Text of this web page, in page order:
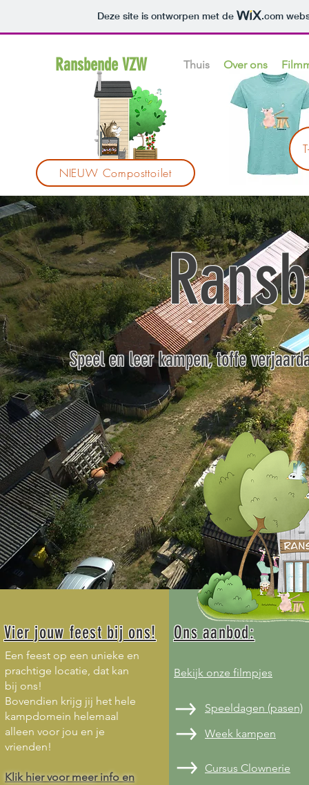
Deze site is ontworpen met de .com
Ransbende VZW Thuis Over ons
NIEUW Composttoilet
Speel en leer kampen, toffe
Vier jouw feest bij ons!
Een feest op een unieke en
prachtige locatie, dat kan
bij ons!
Bovendien krijg jij het hele
kampdomein helemaal
alleen voor jou en je
vrienden!
Klik hier voor meer info en
Ons aanbod:
Bekijk onze filmpjes
Speeldagen (pasen)
Week kampen
Cursus Clownerie